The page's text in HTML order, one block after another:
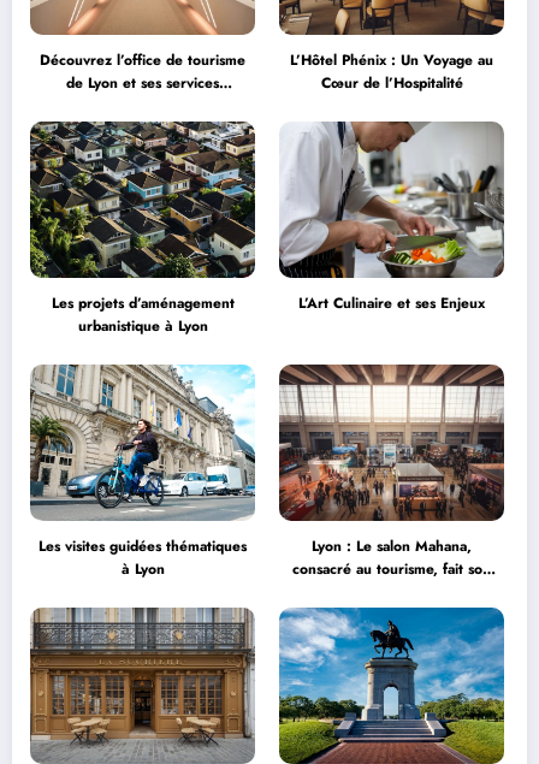
Découvrez l’office de tourisme
de Lyon et ses services
L’Hôtel Phénix : Un Voyage au
Cœur de l’Hospitalité
Les projets d’aménagement
urbanistique à Lyon
L’Art Culinaire et ses Enjeux
Les visites guidées thématiques
à Lyon
Lyon : Le salon Mahana,
consacré au tourisme, fait son
Garnier